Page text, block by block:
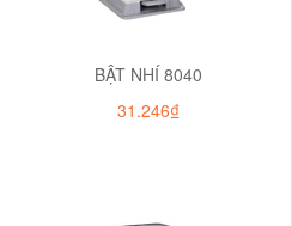
BẬT NHÍ 8040
31.246₫